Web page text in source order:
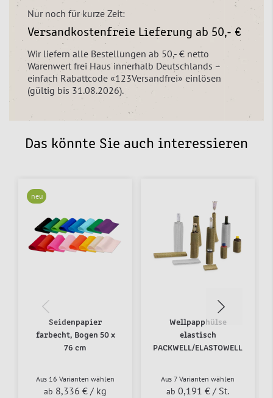
Nur noch für kurze Zeit:
Versandkostenfreie Lieferung ab 50,- €
Wir liefern alle Bestellungen ab 50,- € netto
Warenwert frei Haus innerhalb Deutschlands –
einfach Rabattcode «123Versandfrei» einlösen
(gültig bis 31.08.2026).
Das könnte Sie auch interessieren
neu
Seidenpapier
farbecht, Bogen 50 x
76 cm
Aus 16 Varianten wählen
ab 8,336 € / kg
Wellpapphülse
elastisch
PACKWELL/ELASTOWELL
Aus 7 Varianten wählen
ab 0,191 € / St.